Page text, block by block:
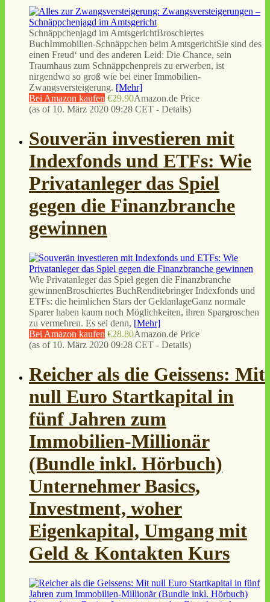
Schnäppchenjagd im AmtsgerichtBroschiertes
BuchImmobilien-Schnäppchen beim AmtsgerichtSie sind des
einen Freud‘ und des anderen Leid: Die Chance, sein
Traumhaus zum Schnäppchenpreis zu erwerben, ist
nirgendwo so groß wie bei einer Immobilien-
Zwangsversteigerung. [Mehr]
Bei Amazon kaufen €29.90Amazon.de Price
(as of 10. März 2020 09:28 CET - Details)
Souverän investieren mit
Indexfonds und ETFs: Wie
Privatanleger das Spiel
gegen die Finanzbranche
gewinnen
Wie Privatanleger das Spiel gegen die Finanzbranche
gewinnenBroschiertes BuchRenditebringer Indexfonds und
ETFs: die heimlichen Stars der GeldanlageGanz normale
Sparer haben kaum noch Möglichkeiten, ihren Spargroschen
zu vermehren. Es sei denn, [Mehr]
Bei Amazon kaufen €28.80Amazon.de Price
(as of 10. März 2020 09:28 CET - Details)
Reicher als die Geissens: Mit
null Euro Startkapital in
fünf Jahren zum
Immobilien-Millionär
(Bundle inkl. Hörbuch)
Unternehmer Basics,
Investment, woher
Eigenkapital, Umgang mit
Geld & Kontakten Kurs